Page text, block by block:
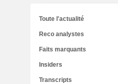
Toute l'actualité
Reco analystes
Faits marquants
Insiders
Transcripts